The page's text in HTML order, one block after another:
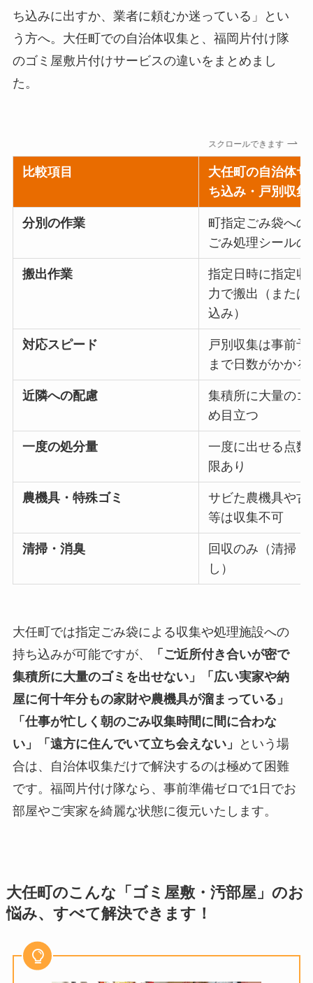
ち込みに出すか、業者に頼むか迷っている」とい
う方へ。大任町での自治体収集と、福岡片付け隊
のゴミ屋敷片付けサービスの違いをまとめまし
た。
スクロールできます
比較項目
大任町の自治体サ
ち込み・戸別収集
分別の作業
町指定ごみ袋への
ごみ処理シール
搬出作業
指定日時に指定収
力で搬出（または
込み）
対応スピード
戸別収集は事前
まで日数がかかる
近隣への配慮
集積所に大量のゴ
め目立つ
一度の処分量
一度に出せる点数
限あり
農機具・特殊ゴミ
サビた農機具や古
等は収集不可
清掃・消臭
回収のみ（清掃
し）
大任町では指定ごみ袋による収集や処理施設への
持ち込みが可能ですが、
「ご近所付き合いが密で
集積所に大量のゴミを出せない」「広い実家や納
屋に何十年分もの家財や農機具が溜まっている」
「仕事が忙しく朝のごみ収集時間に間に合わな
い」「遠方に住んでいて立ち会えない」
という場
合は、自治体収集だけで解決するのは極めて困難
です。福岡片付け隊なら、事前準備ゼロで1日でお
部屋やご実家を綺麗な状態に復元いたします。
大任町のこんな「ゴミ屋敷・汚部屋」のお
悩み、すべて解決できます！